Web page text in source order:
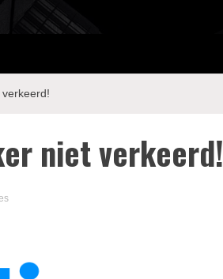
niet verkeerd!